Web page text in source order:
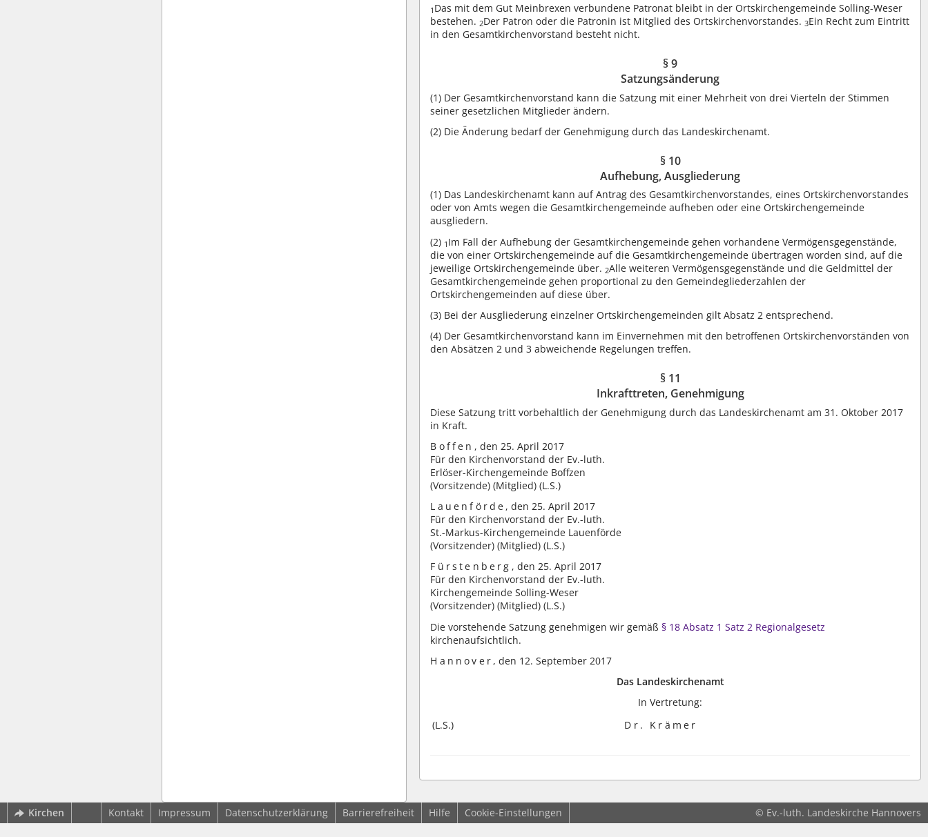
1 Das mit dem Gut Meinbrexen verbundene Patronat bleibt in der Ortskirchengemeinde Solling-Weser
bestehen. 2Der Patron oder die Patronin ist Mitglied des Ortskirchenvorstandes.3Ein Recht zum Eintritt
in den Gesamtkirchenvorstand besteht nicht.
§ 9
Satzungsänderung
(1) Der Gesamtkirchenvorstand kann die Satzung mit einer Mehrheit von drei Vierteln der Stimmen
seiner gesetzlichen Mitglieder ändern.
(2) Die Änderung bedarf der Genehmigung durch das Landeskirchenamt.
§ 10
Aufhebung, Ausgliederung
(1) Das Landeskirchenamt kann auf Antrag des Gesamtkirchenvorstandes, eines Ortskirchenvorstandes
oder von Amts wegen die Gesamtkirchengemeinde aufheben oder eine Ortskirchengemeinde
ausgliedern.
(2) 1 Im Fall der Aufhebung der Gesamtkirchengemeinde gehen vorhandene Vermögensgegenstände,
die von einer Ortskirchengemeinde auf die Gesamtkirchengemeinde übertragen worden sind, auf die
jeweilige Ortskirchengemeinde über. 2Alle weiteren Vermögensgegenstände und die Geldmittel der
Gesamtkirchengemeinde gehen proportional zu den Gemeindegliederzahlen der
Ortskirchengemeinden auf diese über.
(3) Bei der Ausgliederung einzelner Ortskirchengemeinden gilt Absatz 2 entsprechend.
(4) Der Gesamtkirchenvorstand kann im Einvernehmen mit den betroffenen Ortskirchenvorständen von
den Absätzen 2 und 3 abweichende Regelungen treffen.
§ 11
Inkrafttreten, Genehmigung
Diese Satzung tritt vorbehaltlich der Genehmigung durch das Landeskirchenamt am 31. Oktober 2017
in Kraft.
Boffen , den 25. April 2017
Für den Kirchenvorstand der Ev.-luth.
Erlöser-Kirchengemeinde Boffzen
(Vorsitzende) (Mitglied) (L.S.)
Lauenförde , den 25. April 2017
Für den Kirchenvorstand der Ev.-luth.
St.-Markus-Kirchengemeinde Lauenförde
(Vorsitzender) (Mitglied) (L.S.)
Fürstenberg , den 25. April 2017
Für den Kirchenvorstand der Ev.-luth.
Kirchengemeinde Solling-Weser
(Vorsitzender) (Mitglied) (L.S.)
Die vorstehende Satzung genehmigen wir gemäß § 18 Absatz 1 Satz 2 Regionalgesetz
kirchenaufsichtlich.
Hannover , den 12. September 2017
Das Landeskirchenamt
In Vertretung:
(L.S.)
Dr. Krämer
Kirchen Kontakt Impressum Datenschutzerklärung Barrierefreiheit Hilfe Cookie-Einstellungen
© Ev.-luth. Landeskirche Hannovers